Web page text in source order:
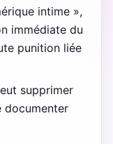
intime »,
immédiate du
punition liée
supprimer
documenter